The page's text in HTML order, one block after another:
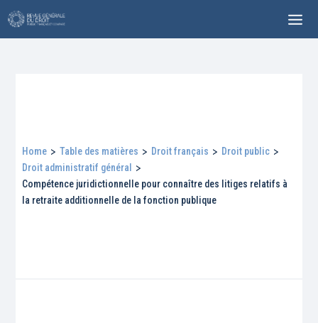
Home > Table des matières > Droit français > Droit public >
Droit administratif général
>
Compétence juridictionnelle pour connaître des litiges relatifs à
la retraite additionnelle de la fonction publique